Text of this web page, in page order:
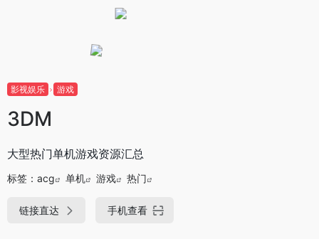
影视娱乐 游戏
3DM
大型热门单机游戏资源汇总
标签： acg 单机 游戏 热门
链接直达 手机查看